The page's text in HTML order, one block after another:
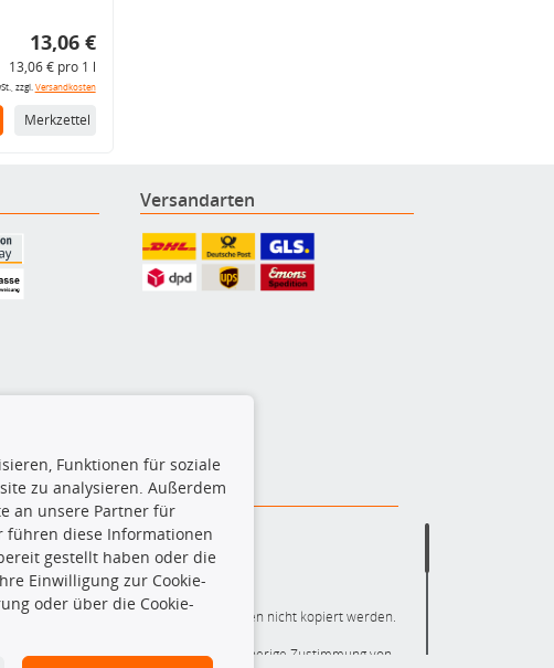
13,06 €
13,06 € pro 1 l
zzgl. Versandkosten
Merkzettel
Versandarten
die gesamte Datenbank dürfen nicht kopiert werden.
oder die gesamte Datenbank ohne vorherige Zustimmung von
Funktionen für soziale
zu analysieren. Außerdem
an unsere Partner für
führen diese Informationen
gestellt haben oder die
Einwilligung zur Cookie-
oder über die Cookie-